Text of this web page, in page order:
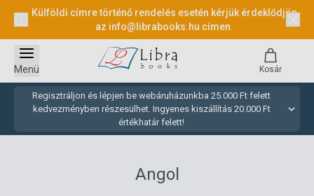
Külföldi címre történő rendelés esetén kérjük érdeklődjön
az info@librabooks.hu címen.
Regisztráljon és lépjen be webáruházunkba 25.000 Ft felett
kedvezményben részesülhet. Ingyenes kiszállítás 20.000 Ft
értékhatár felett!
Menü Kosár
Angol